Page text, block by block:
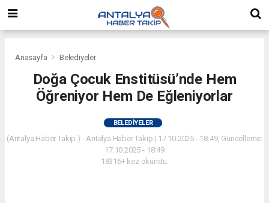
Anasayfa Belediyeler
Doğa Çocuk Enstitüsü’nde Hem
Öğreniyor Hem De Eğleniyorlar
BELEDIYELER
(Antalya Haber Takip ) - Antalya Haber Takip | 17.10.2025 - 18:49, Güncelleme:
17.10.2025 - 18:49
18316+ kez okundu.